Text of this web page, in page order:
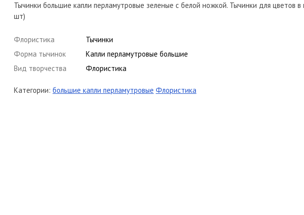
Тычинки большие капли перламутровые зеленые с белой ножкой. Тычинки для цветов в
шт)
Флористика
Тычинки
Форма тычинок
Капли перламутровые большие
Вид творчества
Флористика
Категории: большие капли перламутровые Флористика